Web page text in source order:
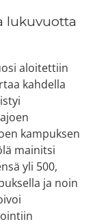
lukuvuotta
aloitettiin
kahdella
kampuksen
mainitsi
yli 500,
ja noin